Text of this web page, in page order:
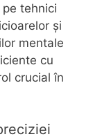
tehnici
și
mentale
cu
crucial în